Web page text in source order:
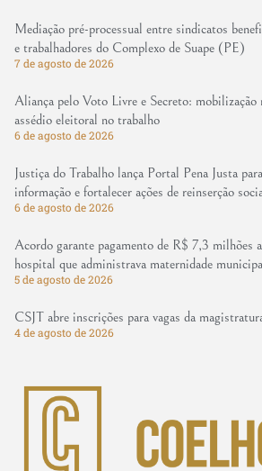
Mediação pré-processual entre sindicatos
e trabalhadores do Complexo de Suape (PE)
7 de agosto de 2026
Aliança pelo Voto Livre e Secreto: mobilização
assédio eleitoral no trabalho
6 de agosto de 2026
Justiça do Trabalho lança Portal Pena Justa
informação e fortalecer ações de reinserção
6 de agosto de 2026
Acordo garante pagamento de R$ 7,3 milhões
hospital que administrava maternidade
5 de agosto de 2026
CSJT abre inscrições para vagas da
4 de agosto de 2026